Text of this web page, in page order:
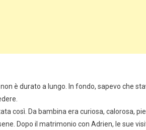
è durato a lungo. In fondo, sapevo che
così. Da bambina era curiosa, calorosa,
Dopo il matrimonio con Adrien, le sue